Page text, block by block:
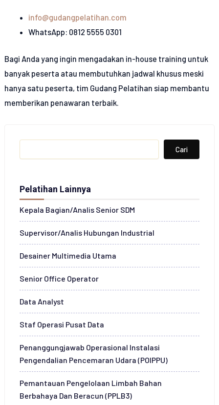
info@gudangpelatihan.com
WhatsApp: 0812 5555 0301
Bagi Anda yang ingin mengadakan in-house training untuk
banyak peserta atau membutuhkan jadwal khusus meski
hanya satu peserta, tim Gudang Pelatihan siap membantu
memberikan penawaran terbaik.
Search
Cari
Pelatihan Lainnya
Kepala Bagian/Analis Senior SDM
Supervisor/Analis Hubungan Industrial
Desainer Multimedia Utama
Senior Office Operator
Data Analyst
Staf Operasi Pusat Data
Penanggungjawab Operasional Instalasi
Pengendalian Pencemaran Udara (POIPPU)
Pemantauan Pengelolaan Limbah Bahan
Berbahaya Dan Beracun (PPLB3)